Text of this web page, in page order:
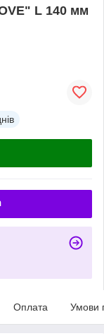
L 140 мм
Оплата Умови